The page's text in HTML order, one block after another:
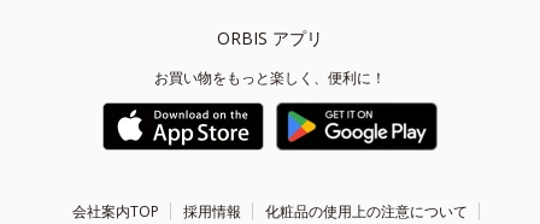
ORBIS アプリ
お買い物をもっと楽しく、便利に！
会社案内TOP 採用情報 化粧品の使用上の注意について